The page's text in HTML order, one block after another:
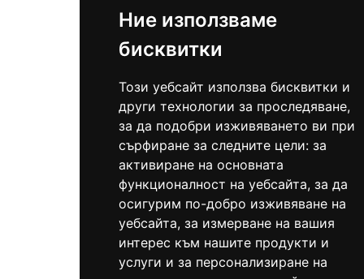
Ние използваме
бисквитки
Този уебсайт използва бисквитки и
други технологии за проследяване,
за да подобри изживяването ви при
сърфиране за следните цели: за
активиране на основната
функционалност на уебсайта, за да
осигурим по-добро изживяване на
уебсайта, за измерване на вашия
интерес към нашите продукти и
услуги и за персонализиране на